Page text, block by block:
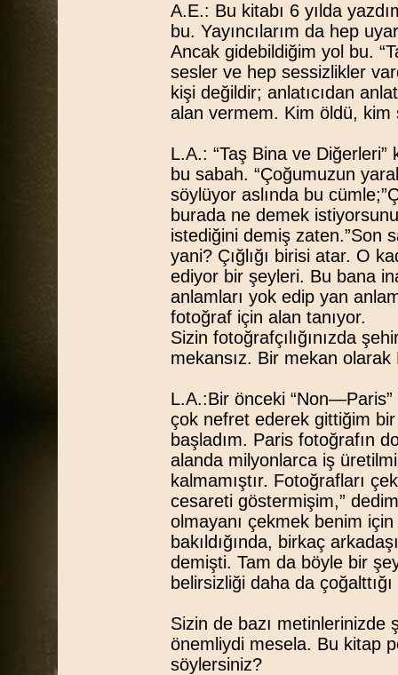
A.E.: Bu kitabı 6 yılda
bu. Yayıncılarım da hep
Ancak gidebildiğim yol bu.
sesler ve hep sessizlikler
kişi değildir; anlatıcıdan
alan vermem. Kim öldü, kim
L.A.: “Taş Bina ve Diğerleri”
bu sabah. “Çoğumuzun
söylüyor aslında bu
burada ne demek
istediğini demiş zaten.”Son
yani? Çığlığı birisi atar. O
ediyor bir şeyleri. Bu bana
anlamları yok edip yan
fotoğraf için alan tanıyor.
Sizin fotoğrafçılığınızda
mekansız. Bir mekan olarak
L.A.:Bir önceki “Non—Paris”
çok nefret ederek gittiğim
başladım. Paris fotoğrafın
alanda milyonlarca iş
kalmamıştır. Fotoğrafları
cesareti göstermişim,”
olmayanı çekmek benim
bakıldığında, birkaç
demişti. Tam da böyle bir
belirsizliği daha da
Sizin de bazı metinlerinizde
önemliydi mesela. Bu kitap
söylersiniz?